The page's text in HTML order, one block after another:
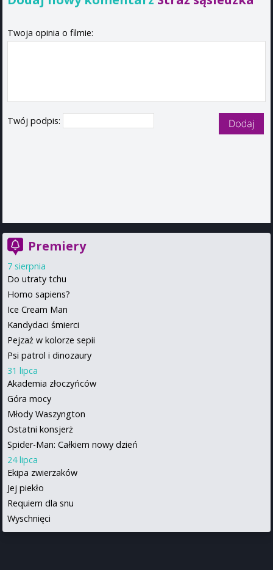
Twoja opinia o filmie:
Twój podpis:
Premiery
7 sierpnia
Do utraty tchu
Homo sapiens?
Ice Cream Man
Kandydaci śmierci
Pejzaż w kolorze sepii
Psi patrol i dinozaury
31 lipca
Akademia złoczyńców
Góra mocy
Młody Waszyngton
Ostatni konsjerż
Spider-Man: Całkiem nowy dzień
24 lipca
Ekipa zwierzaków
Jej piekło
Requiem dla snu
Wyschnięci